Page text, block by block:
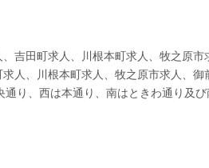
吉田町求人、川根本町求人、牧之原市
人、川根本町求人、牧之原市求人、御
り、西は本通り、南はときわ通り及